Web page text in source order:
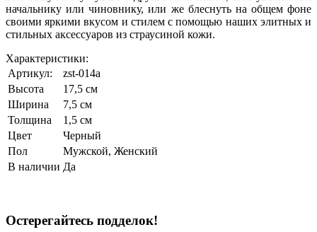
начальнику или чиновнику, или же блеснуть на общем фоне
своими яркими вкусом и стилем с помощью наших элитных и
стильных аксессуаров из страусиной кожи.
Характеристики:
Артикул:
zst-014a
Высота
17,5 см
Ширина
7,5 см
Толщина
1,5 см
Цвет
Черный
Пол
Мужской, Женский
В наличии Да
Остерегайтесь подделок!